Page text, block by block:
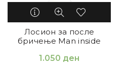
Лосион за после
бричење Man inside
1.050 ден